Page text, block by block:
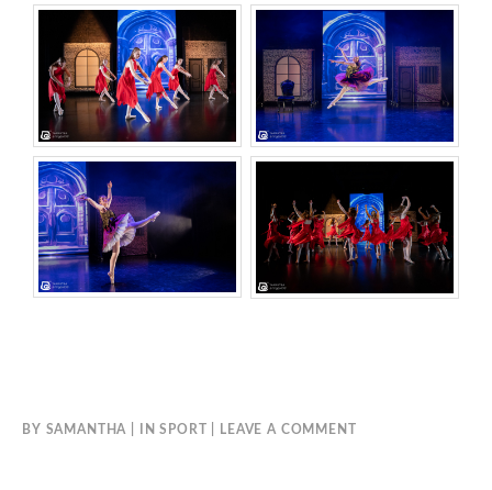
BY SAMANTHA INSPORT LEAVE A COMMENT